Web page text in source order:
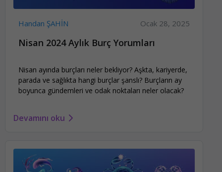
Handan ŞAHİN Ocak 28, 2025
Nisan 2024 Aylık Burç Yorumları
Nisan ayında burçları neler bekliyor? Aşkta, kariyerde,
parada ve sağlıkta hangi burçlar şanslı? Burçların ay
boyunca gündemleri ve odak noktaları neler olacak?
Devamını oku